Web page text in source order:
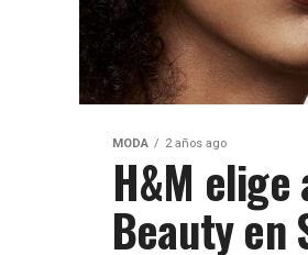
MODA 2 años ago
H&M
Beauty en